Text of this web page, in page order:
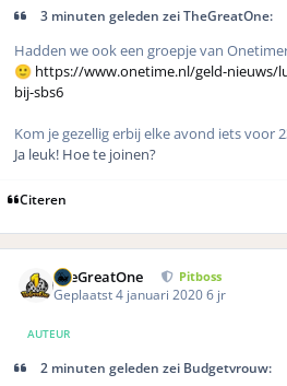
3 minuten geleden zei TheGreatOne:
Hadden we ook een groepje van
🙂 https://www.onetime.nl/geld-nieuws/
bij-sbs6
Kom je gezellig erbij elke avond iets voor
Ja leuk! Hoe te joinen?
Citeren
TheGreatOne Pitboss
Geplaatst4 januari 20206 jr
AUTEUR
2 minuten geleden zei Budgetvrouw: